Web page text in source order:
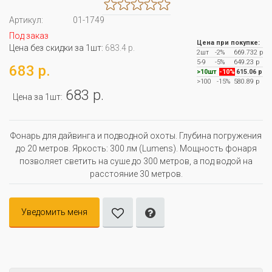
Артикул:
01-1749
Под заказ
Цена без скидки за 1шт: 683.4 р.
683 р.
Цена за 1шт: 683 р.
Цена при покупке:
2шт
-2%
669.732 р
5-9
-5%
649.23 р
>10шт -10% 615.06 р
>100
-15% 580.89 р
Фонарь для дайвинга и подводной охоты. Глубина погружения
до 20 метров. Яркость: 300 лм (Lumens). Мощность фонаря
позволяет светить на суше до 300 метров, а под водой на
расстояние 30 метров.
Уведомить меня